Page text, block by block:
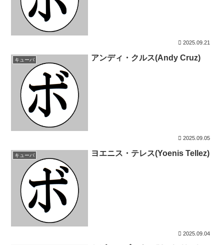
2025.09.21
キューバ アンディ・クルス(Andy Cruz)
2025.09.05
キューバ ヨエニス・テレス(Yoenis Tellez)
2025.09.04